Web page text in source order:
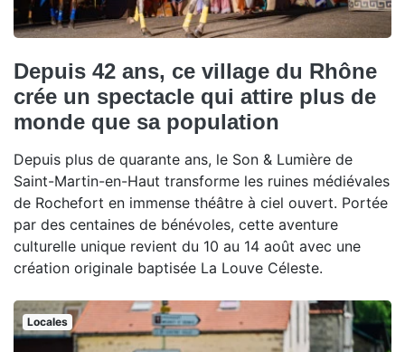
Depuis 42 ans, ce village du Rhône
crée un spectacle qui attire plus de
monde que sa population
Depuis plus de quarante ans, le Son & Lumière de
Saint-Martin-en-Haut transforme les ruines médiévales
de Rochefort en immense théâtre à ciel ouvert. Portée
par des centaines de bénévoles, cette aventure
culturelle unique revient du 10 au 14 août avec une
création originale baptisée La Louve Céleste.
Locales